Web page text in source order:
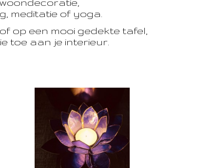
meditatie of yoga.
op een mooi gedekte tafel,
toe aan je interieur.